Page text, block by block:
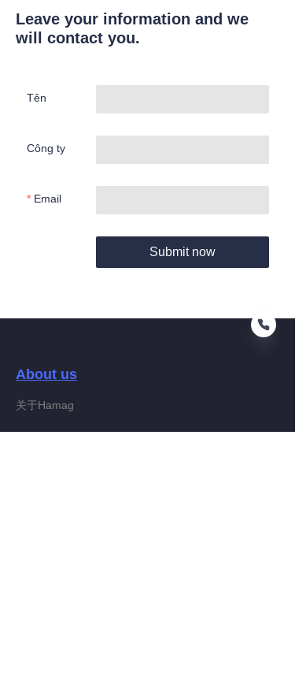
Leave your information and we
will contact you.
Tên
Công ty
Email
Submit now
About us
关于Hamag
VI